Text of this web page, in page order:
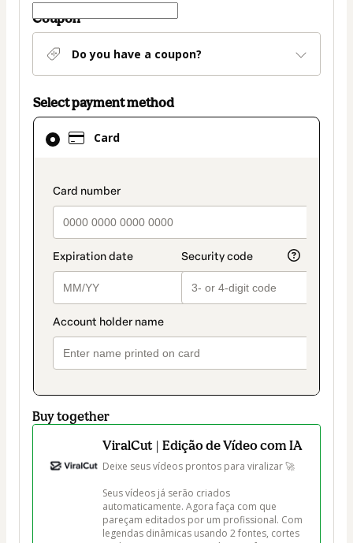
Coupon
Do you have a coupon?
Select payment method
Card
payment_data.section_title_v2
Card
selected
method
Buy together
ViralCut | Edição de Vídeo com IA
Deixe seus vídeos prontos para viralizar 🚀
Seus vídeos já serão criados
automaticamente. Agora faça com que
pareçam editados por um profissional. Com
legendas dinâmicas usando 2 fontes, cortes